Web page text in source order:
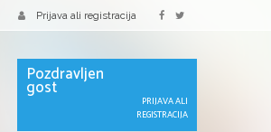
Prijava ali registracija
Pozdravljen
gost
PRIJAVA ALI
REGISTRACIJA